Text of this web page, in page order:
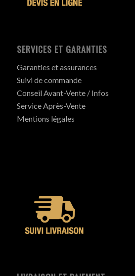
SERVICES ET GARANTIES
Garanties et assurances
Suivi de commande
Conseil Avant-Vente / Infos
Service Après-Vente
Mentions légales